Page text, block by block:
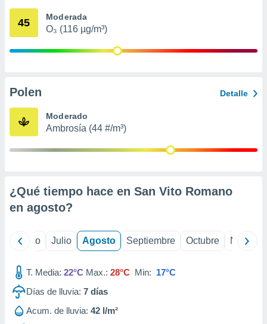
mediante
publicidad
de
45 Moderada
O₃ (116 µg/m³)
Polen Detalle
Moderado
Ambrosía (44 #/m³)
¿Qué tiempo hace en San Vito Romano
en agosto?
Junio Julio Agosto Septiembre Octubre
T. Media: 22°C Max.: 28°C Min: 17°C
Días de lluvia: 7 días
Acum. de lluvia: 42 l/m²